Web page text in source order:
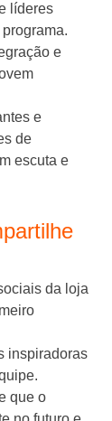
líderes
e
e
de
escuta e
da loja
inspiradoras
que o